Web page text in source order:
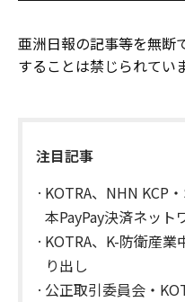
亜洲日報の記事等を無断
することは禁じられてい
注目記事
KOTRA、NHN KCP
本PayPay決済ネット
KOTRA、K-防衛産
り出し
公正取引委員会・